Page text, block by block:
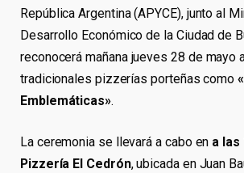
República Argentina (APYCE), junto al
Desarrollo Económico de la Ciudad de
reconocerá mañana jueves 28 de mayo
tradicionales pizzerías porteñas como
Emblemáticas».
La ceremonia se llevará a cabo en a las
Pizzería El Cedrón, ubicada en Juan